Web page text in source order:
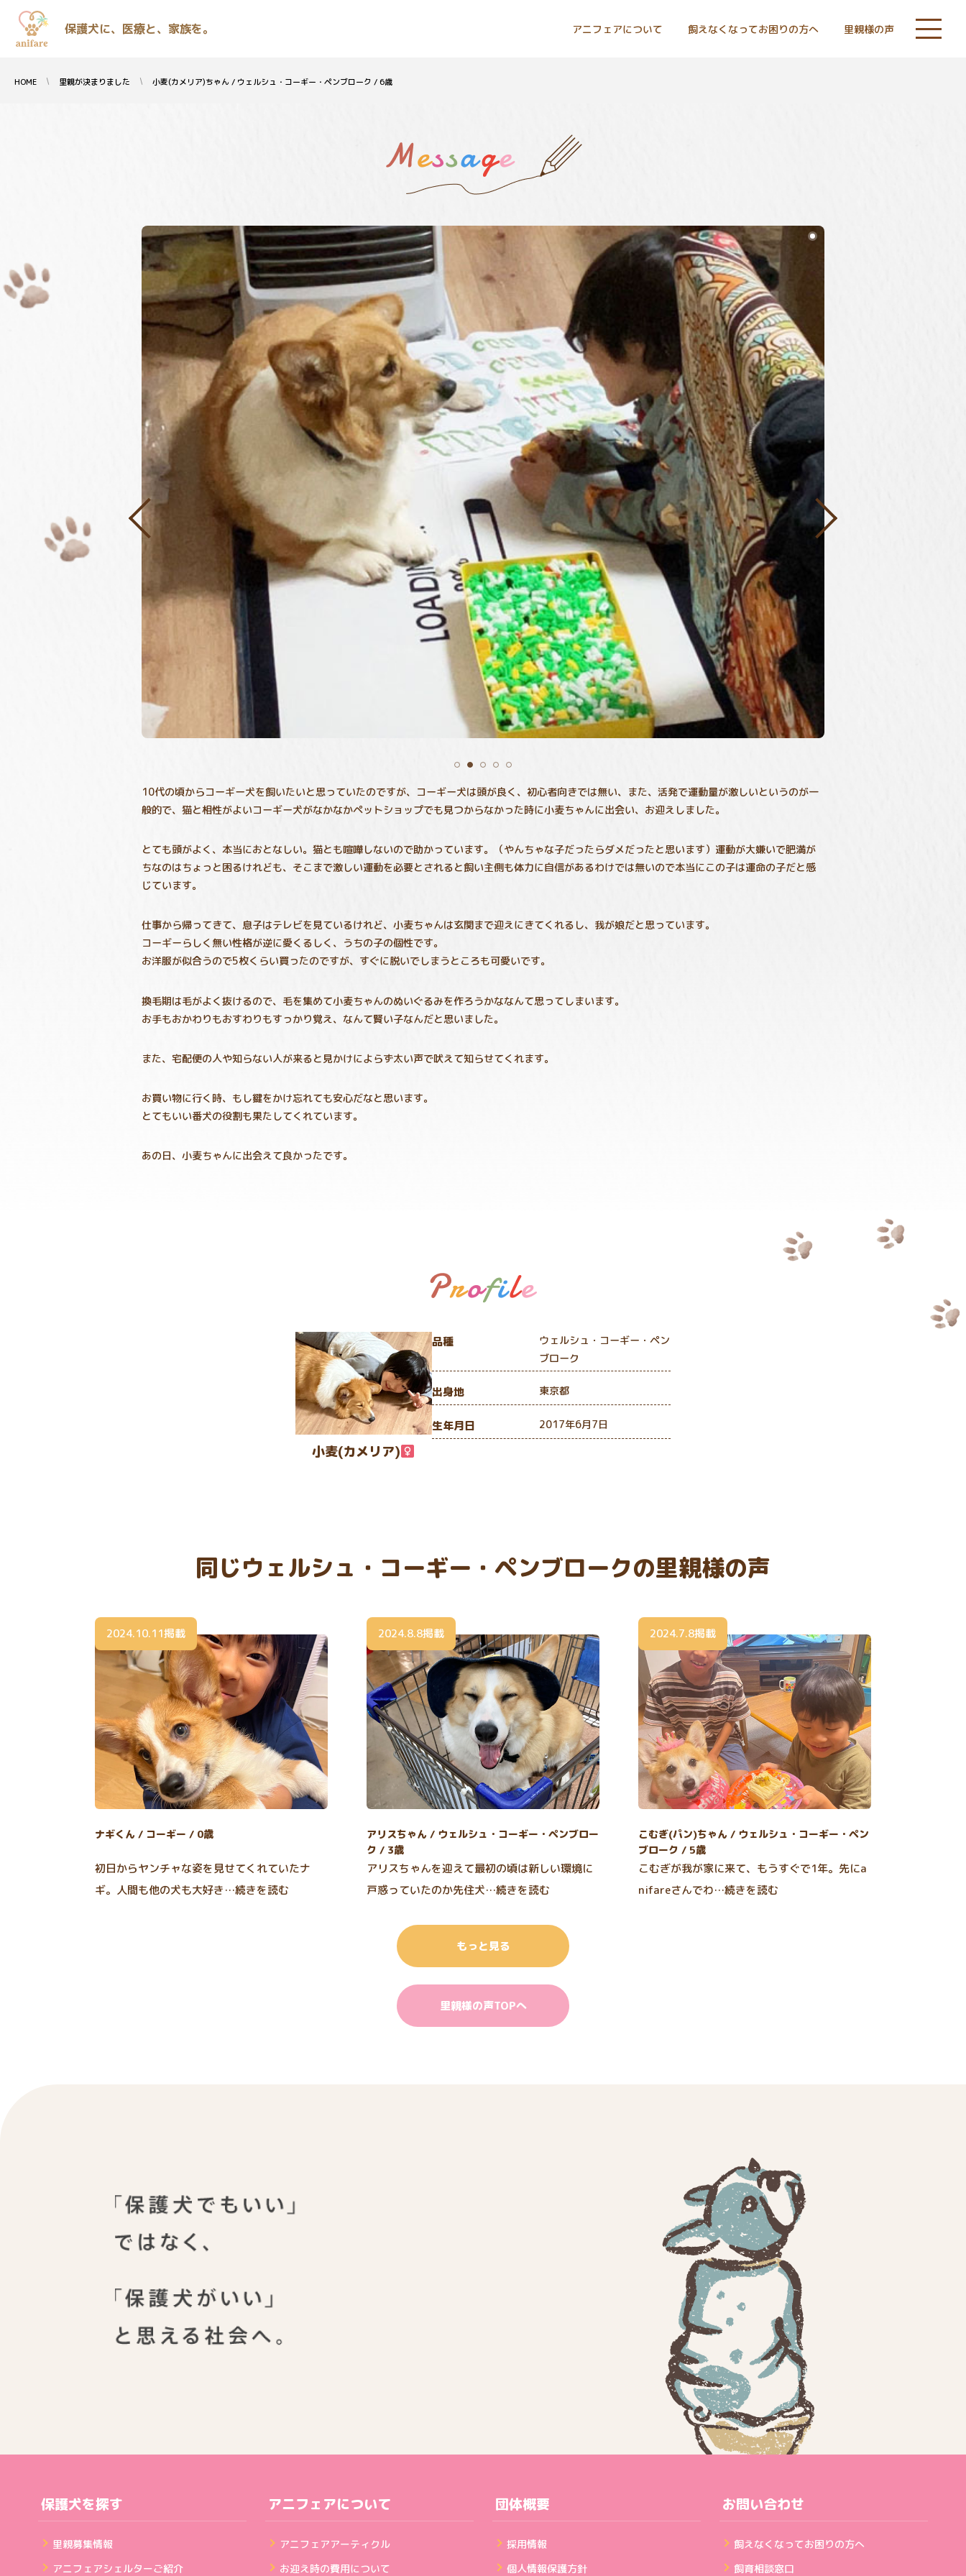
保護犬に、医療と、家族を。 アニフェアについて 飼えなくなってお困りの方へ 里親様の声
HOME 里親が決まりました 小麦(カメリア)ちゃん / ウェルシュ・コーギー・ペンブローク / 6歳
10代の頃からコーギー犬を飼いたいと思っていたのですが、コーギー犬は頭が良く、初心者向きでは無い、また、活発で運動量が激しいというのが一
般的で、猫と相性がよいコーギー犬がなかなかペットショップでも見つからなかった時に小麦ちゃんに出会い、お迎えしました。
とても頭がよく、本当におとなしい。猫とも喧嘩しないので助かっています。（やんちゃな子だったらダメだったと思います）運動が大嫌いで肥満が
ちなのはちょっと困るけれども、そこまで激しい運動を必要とされると飼い主側も体力に自信があるわけでは無いので本当にこの子は運命の子だと感
じています。
仕事から帰ってきて、息子はテレビを見ているけれど、小麦ちゃんは玄関まで迎えにきてくれるし、我が娘だと思っています。
コーギーらしく無い性格が逆に愛くるしく、うちの子の個性です。
お洋服が似合うので5枚くらい買ったのですが、すぐに脱いでしまうところも可愛いです。
換毛期は毛がよく抜けるので、毛を集めて小麦ちゃんのぬいぐるみを作ろうかななんて思ってしまいます。
お手もおかわりもおすわりもすっかり覚え、なんて賢い子なんだと思いました。
また、宅配便の人や知らない人が来ると見かけによらず太い声で吠えて知らせてくれます。
お買い物に行く時、もし鍵をかけ忘れても安心だなと思います。
とてもいい番犬の役割も果たしてくれています。
あの日、小麦ちゃんに出会えて良かったです。
小麦(カメリア)
品種
ウェルシュ・コーギー・ペン
ブローク
出身地 東京都
生年月日 2017年6月7日
同じウェルシュ・コーギー・ペンブロークの里親様の声
2024.10.11掲載
ナギくん / コーギー / 0歳
初日からヤンチャな姿を見せてくれていたナ
ギ。人間も他の犬も大好き…続きを読む
2024.8.8掲載
アリスちゃん / ウェルシュ・コーギー・ペンブロー
ク / 3歳
アリスちゃんを迎えて最初の頃は新しい環境に
戸惑っていたのか先住犬…続きを読む
2024.7.8掲載
こむぎ(パン)ちゃん / ウェルシュ・コーギー・ペン
ブローク / 5歳
こむぎが我が家に来て、もうすぐで1年。先にa
nifareさんでわ…続きを読む
もっと見る
里親様の声TOPへ
保護犬を探す
里親募集情報
アニフェアシェルターご紹介
アニフェアについて
アニフェアアーティクル
お迎え時の費用について
団体概要
採用情報
個人情報保護方針
お問い合わせ
飼えなくなってお困りの方へ
飼育相談窓口